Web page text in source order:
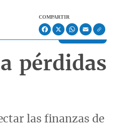
COMPARTIR
Facebook
X WhatsApp
Email
pérdidas
las finanzas de